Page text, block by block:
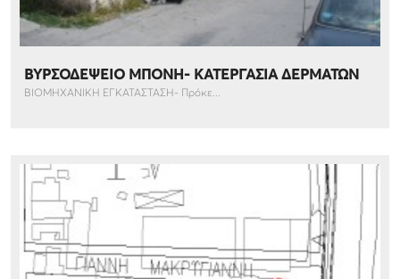
ΒΥΡΣΟΔΕΨΕΙΟ ΜΠΟΝΗ- ΚΑΤΕΡΓΑΣΙΑ ΔΕΡΜΑΤΩΝ
ΒΙΟΜΗΧΑΝΙΚΗ ΕΓΚΑΤΑΣΤΑΣΗ- Πρόκε...